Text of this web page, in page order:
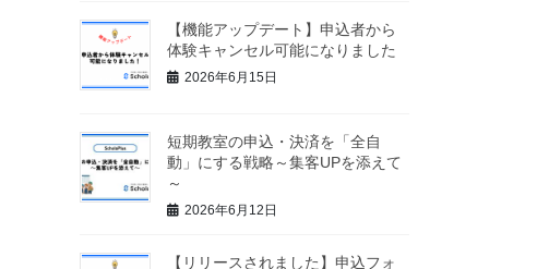
【機能アップデート】申込者から
体験キャンセル可能になりました
2026年6月15日
短期教室の申込・決済を「全自
動」にする戦略～集客UPを添えて
～
2026年6月12日
【リリースされました】申込フォ